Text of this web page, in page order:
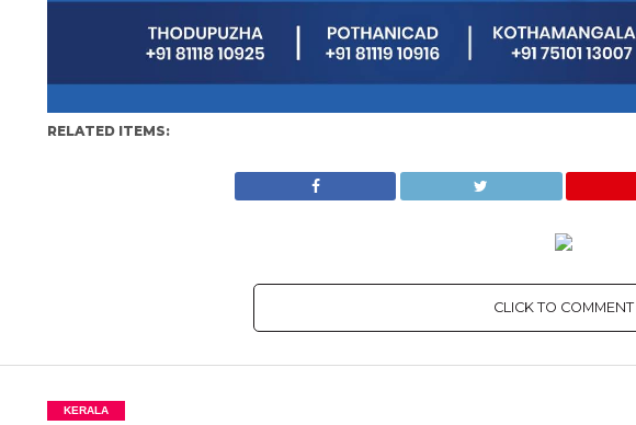
RELATED ITEMS:
CLICK TO COMMENT
KERALA